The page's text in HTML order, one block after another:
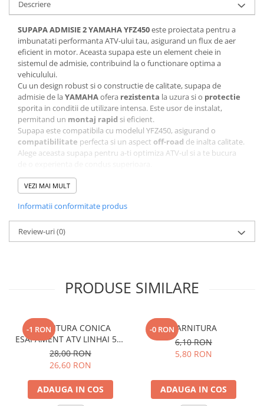
Descriere
SUPAPA ADMISIE 2 YAMAHA YFZ450este proiectata pentru a
imbunatati performanta ATV-ului tau, asigurand un flux de aer
eficient in motor. Aceasta supapa este un element cheie in
sistemul de admisie, contribuind la o functionare optima a
vehiculului.
Cu un design robust si o constructie de calitate, supapa de
admisie de laYAMAHAofera rezistenta la uzura si o protectie
sporita in conditii de utilizare intensa. Este usor de instalat,
permitand un montaj rapidsi eficient.
Supapa este compatibila cu modelul YFZ450, asigurand o
compatibilitate perfecta si un aspect off-road de inalta calitate.
Alege aceasta supapa pentru a-ti optimiza ATV-ul si a te bucura
Nu lasa nimic la voia intamplarii, investeste in piese de calitate
pentru ATV-ul tau si asigura-te ca te bucuri de fiecare aventura in
Specificatii tehnice
Compatibilitate:
Metal
Constructie:Robusta
Utilizare:Off-road
VEZI MAI MULT
Informatii conformitate produs
Review-uri(0)
PRODUSE SIMILARE
-1 RON
GARNITURA CONICA
ESAPAMENT ATV LINHAI 500
/ 500 PROMAX / M550 /
M565LT / M570L / 570
PROMAX / 650L PROMAX
28,00 RON
26,60 RON
ADAUGA IN COS
-0 RONGARNITURA
6,10 RON
5,80 RON
ADAUGA IN COS